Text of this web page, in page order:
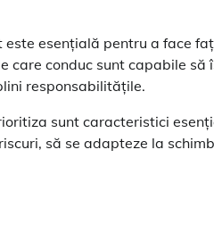
esențială pentru a face
care conduc sunt capabile să
responsabilitățile.
sunt caracteristici
să se adapteze la